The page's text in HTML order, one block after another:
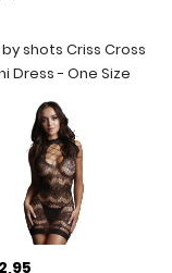
shots Criss Cross
Dress - One Size